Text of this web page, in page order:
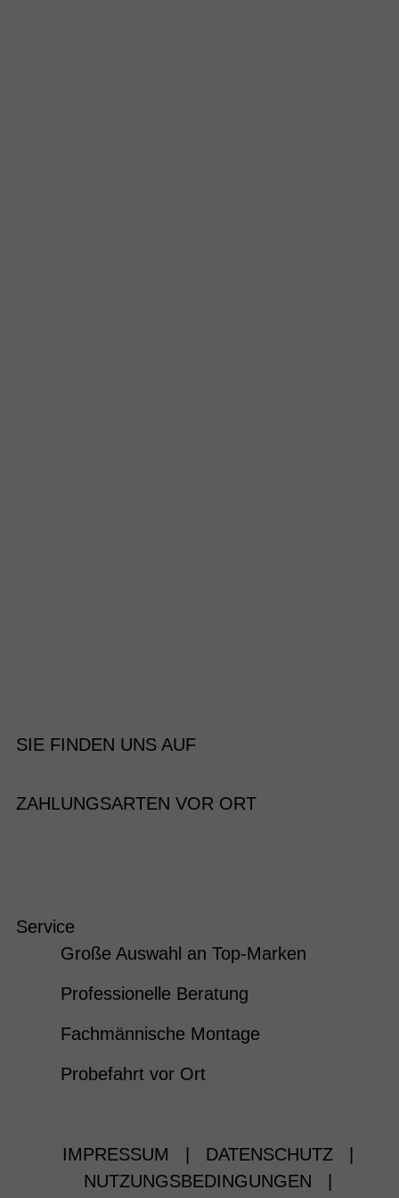
SIE FINDEN UNS AUF
ZAHLUNGSARTEN VOR ORT
Service
Große Auswahl an Top-Marken
Professionelle Beratung
Fachmännische Montage
Probefahrt vor Ort
IMPRESSUM DATENSCHUTZ
NUTZUNGSBEDINGUNGEN